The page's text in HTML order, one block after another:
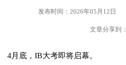
发布时间：2026年05月12日
文章分享到：
4月底，IB大考即将启幕。